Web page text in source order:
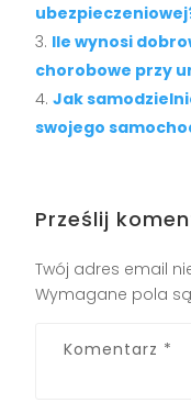
Ile wynosi
chorobowe przy
Jak
swojego
Prześlij
Twój adres email
Wymagane pola